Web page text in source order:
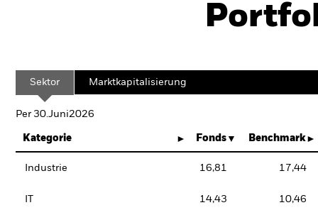
Sektor Marktkapitalisierung
Per 30.Juni2026
Kategorie Fonds Benchmark
Industrie 16,81 17,44
14,43 10,46